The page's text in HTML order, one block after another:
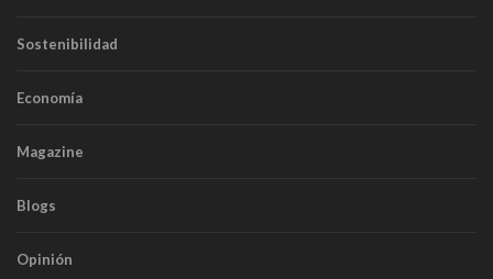
Sostenibilidad
Economía
Magazine
Blogs
Opinión